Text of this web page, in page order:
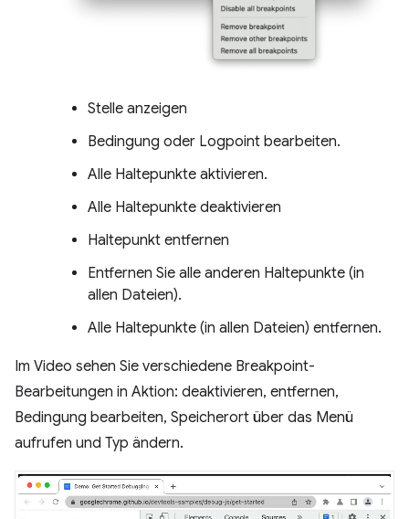
Stelle anzeigen
Bedingung oder Logpoint bearbeiten.
Alle Haltepunkte aktivieren.
Alle Haltepunkte deaktivieren
Haltepunkt entfernen
Entfernen Sie alle anderen Haltepunkte (in
allen Dateien).
Alle Haltepunkte (in allen Dateien) entfernen.
Im Video sehen Sie verschiedene Breakpoint-
Bearbeitungen in Aktion: deaktivieren, entfernen,
Bedingung bearbeiten, Speicherort über das Menü
aufrufen und Typ ändern.